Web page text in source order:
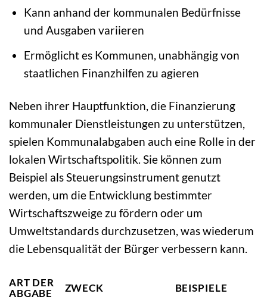
Kann anhand der kommunalen Bedürfnisse
und Ausgaben variieren
Ermöglicht es Kommunen, unabhängig von
staatlichen Finanzhilfen zu agieren
Neben ihrer Hauptfunktion, die Finanzierung
kommunaler Dienstleistungen zu unterstützen,
spielen Kommunalabgaben auch eine Rolle in der
lokalen Wirtschaftspolitik. Sie können zum
Beispiel als Steuerungsinstrument genutzt
werden, um die Entwicklung bestimmter
Wirtschaftszweige zu fördern oder um
Umweltstandards durchzusetzen, was wiederum
die Lebensqualität der Bürger verbessern kann.
ART DER
ABGABE
ZWECK BEISPIELE